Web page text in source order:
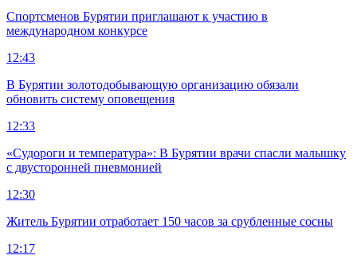
Спортсменов Бурятии приглашают к участию в
международном конкурсе
12:43
В Бурятии золотодобывающую организацию обязали
обновить систему оповещения
12:33
«Судороги и температура»: В Бурятии врачи спасли малышку
с двусторонней пневмонией
12:30
Житель Бурятии отработает 150 часов за срубленные сосны
12:17